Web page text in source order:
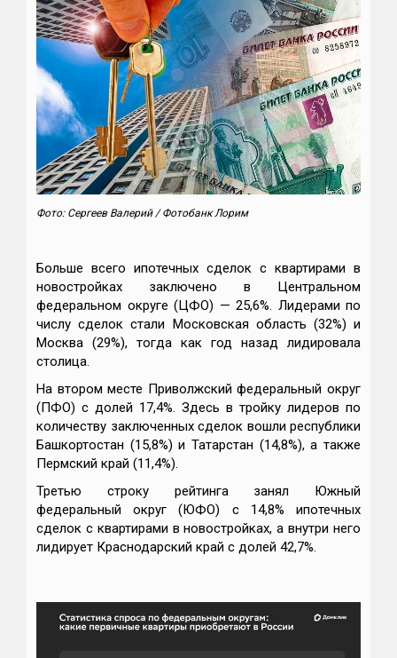
Фото: Сергеев Валерий / Фотобанк Лорим
Больше всего ипотечных сделок с квартирами в
новостройках заключено в Центральном
федеральном округе (ЦФО) — 25,6%. Лидерами по
числу сделок стали Московская область (32%) и
Москва (29%), тогда как год назад лидировала
столица.
На втором месте Приволжский федеральный округ
(ПФО) с долей 17,4%. Здесь в тройку лидеров по
количеству заключенных сделок вошли республики
Башкортостан (15,8%) и Татарстан (14,8%), а также
Пермский край (11,4%).
Третью строку рейтинга занял Южный
федеральный округ (ЮФО) с 14,8% ипотечных
сделок с квартирами в новостройках, а внутри него
лидирует Краснодарский край с долей 42,7%.